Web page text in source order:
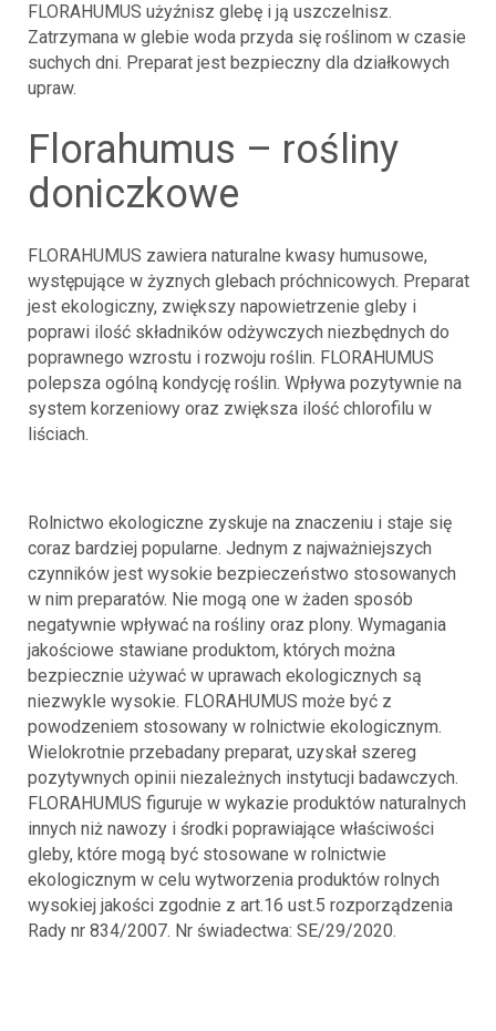
FLORAHUMUS użyźnisz glebę i ją uszczelnisz.
Zatrzymana w glebie woda przyda się roślinom w czasie
suchych dni. Preparat jest bezpieczny dla działkowych
upraw.
florahumus – rośliny
doniczkowe
FLORAHUMUS zawiera naturalne kwasy humusowe,
występujące w żyznych glebach próchnicowych. Preparat
jest ekologiczny, zwiększy napowietrzenie gleby i
poprawi ilość składników odżywczych niezbędnych do
poprawnego wzrostu i rozwoju roślin. FLORAHUMUS
polepsza ogólną kondycję roślin. Wpływa pozytywnie na
system korzeniowy oraz zwiększa ilość chlorofilu w
liściach.
Rolnictwo ekologiczne zyskuje na znaczeniu i staje się
coraz bardziej popularne. Jednym z najważniejszych
czynników jest wysokie bezpieczeństwo stosowanych
w nim preparatów. Nie mogą one w żaden sposób
negatywnie wpływać na rośliny oraz plony. Wymagania
jakościowe stawiane produktom, których można
bezpiecznie używać w uprawach ekologicznych są
niezwykle wysokie. FLORAHUMUS może być z
powodzeniem stosowany w rolnictwie ekologicznym.
Wielokrotnie przebadany preparat, uzyskał szereg
pozytywnych opinii niezależnych instytucji badawczych.
FLORAHUMUS figuruje w wykazie produktów naturalnych
innych niż nawozy i środki poprawiające właściwości
gleby, które mogą być stosowane w rolnictwie
ekologicznym w celu wytworzenia produktów rolnych
wysokiej jakości zgodnie z art.16 ust.5 rozporządzenia
Rady nr 834/2007. Nr świadectwa: SE/29/2020.